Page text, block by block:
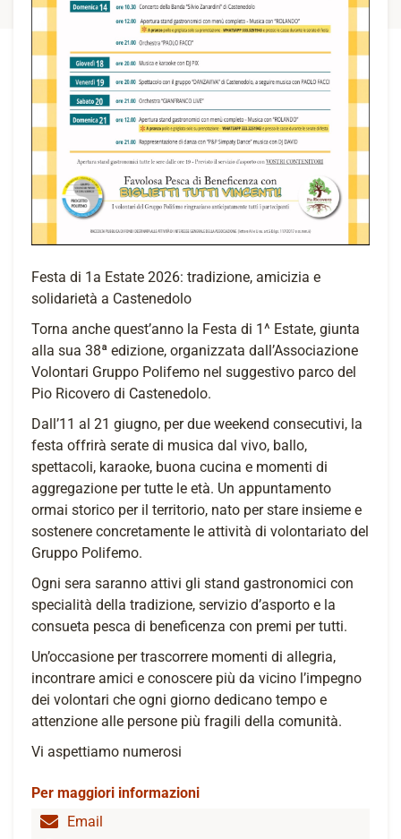
Festa di 1a Estate 2026: tradizione, amicizia e
solidarietà a Castenedolo
Torna anche quest’anno la Festa di 1^ Estate, giunta
alla sua 38ª edizione, organizzata dall’Associazione
Volontari Gruppo Polifemo nel suggestivo parco del
Pio Ricovero di Castenedolo.
Dall’11 al 21 giugno, per due weekend consecutivi, la
festa offrirà serate di musica dal vivo, ballo,
spettacoli, karaoke, buona cucina e momenti di
aggregazione per tutte le età. Un appuntamento
ormai storico per il territorio, nato per stare insieme e
sostenere concretamente le attività di volontariato del
Gruppo Polifemo.
Ogni sera saranno attivi gli stand gastronomici con
specialità della tradizione, servizio d’asporto e la
consueta pesca di beneficenza con premi per tutti.
Un’occasione per trascorrere momenti di allegria,
incontrare amici e conoscere più da vicino l’impegno
dei volontari che ogni giorno dedicano tempo e
attenzione alle persone più fragili della comunità.
Vi aspettiamo numerosi
Per maggiori informazioni
Email